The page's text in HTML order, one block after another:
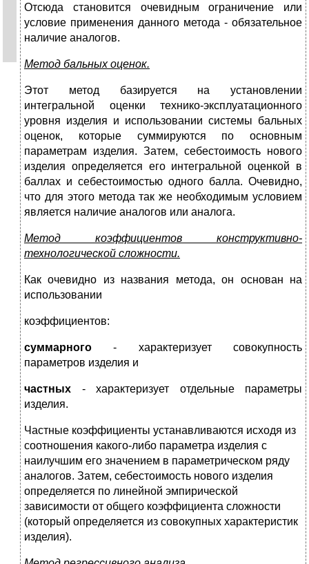
Отсюда становится очевидным ограничение или
условие применения данного метода - обязательное
наличие аналогов.
Метод бальных оценок.
Этот метод базируется на установлении
интегральной оценки технико-эксплуатационного
уровня изделия и использовании системы бальных
оценок, которые суммируются по основным
параметрам изделия. Затем, себестоимость нового
изделия определяется его интегральной оценкой в
баллах и себестоимостью одного балла. Очевидно,
что для этого метода так же необходимым условием
является наличие аналогов или аналога.
Метод коэффициентов конструктивно-
технологической сложности.
Как очевидно из названия метода, он основан на
использовании
коэффициентов:
суммарного - характеризует совокупность
параметров изделия и
частных - характеризует отдельные параметры
изделия.
Частные коэффициенты устанавливаются исходя из
соотношения какого-либо параметра изделия с
наилучшим его значением в параметрическом ряду
аналогов. Затем, себестоимость нового изделия
определяется по линейной эмпирической
зависимости от общего коэффициента сложности
(который определяется из совокупных характеристик
изделия).